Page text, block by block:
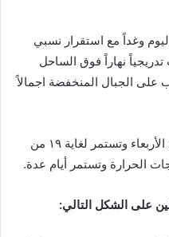
وغداً مع استقرار نسبي
نهاراً فوق الساحل
على الجبال المنخفضة اجمالاً
ومن المتوقع أن تبدأ موجة حر بعد غد الأربعاء وتستمر لغاية ١٩ من
الحرارة وتستمر أيام عدة.
على الشكل التالي: